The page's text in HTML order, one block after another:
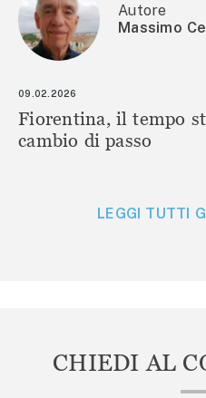
Autore
Massimo
09.02.2026
Fiorentina, il tempo
cambio di passo
LEGGI TUTTI
CHIEDI AL